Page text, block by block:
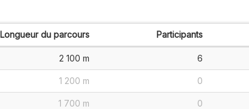
Longueur du parcours Participants
2 100 m 6
1 200 m 0
1 700 m 0